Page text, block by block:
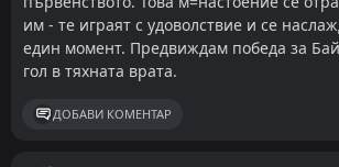
прави каквото иска, като през
озори и пак спечели комфортно
Хората на Венсан Компани летят
Германия не виждам да бъдат
Байер да успее да вкара веднъж и
нещата по-сложни за хегемона.
им - те играят с удоволствие и се
един момент. Предвиждам победа за
гол в тяхната врата.
ДОБАВИ КОМЕНТАР